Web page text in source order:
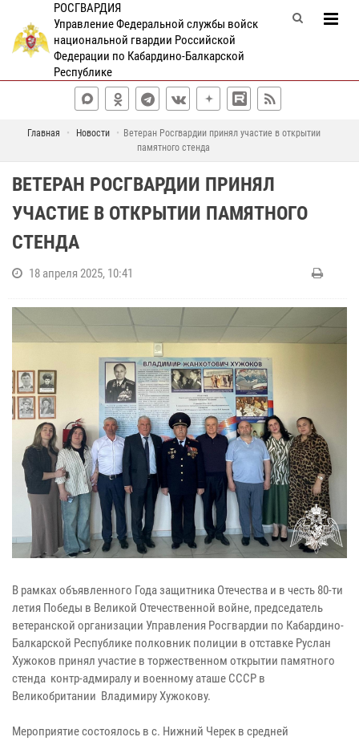
РОСГВАРДИЯ
Управление Федеральной службы войск
национальной гвардии Российской
Федерации по Кабардино-Балкарской
Республике
Главная Новости
Ветеран Росгвардии принял участие в открытии
памятного стенда
ВЕТЕРАН РОСГВАРДИИ ПРИНЯЛ
УЧАСТИЕ В ОТКРЫТИИ ПАМЯТНОГО
СТЕНДА
18 апреля 2025, 10:41
В рамках объявленного Года защитника Отечества и в честь 80-ти
летия Победы в Великой Отечественной войне, председатель
ветеранской организации Управления Росгвардии по Кабардино-
Балкарской Республике полковник полиции в отставке Руслан
Хужоков принял участие в торжественном открытии памятного
стенда контр-адмиралу и военному аташе СССР в
Великобритании Владимиру Хужокову.
Мероприятие состоялось в с. Нижний Черек в средней